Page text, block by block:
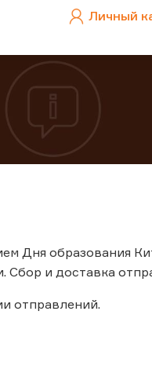
Личный
Дня образования
и доставка
отправлений.